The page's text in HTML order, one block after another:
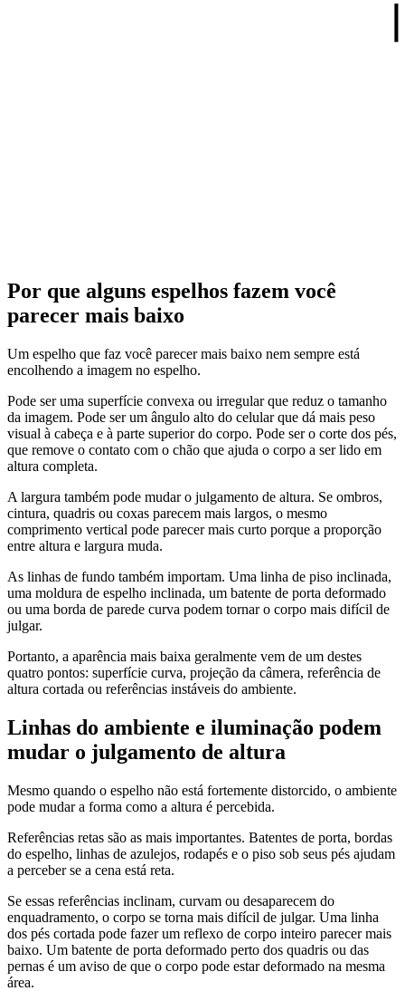
Por que alguns espelhos fazem você
parecer mais baixo
Um espelho que faz você parecer mais baixo nem sempre está
encolhendo a imagem no espelho.
Pode ser uma superfície convexa ou irregular que reduz o tamanho
da imagem. Pode ser um ângulo alto do celular que dá mais peso
visual à cabeça e à parte superior do corpo. Pode ser o corte dos pés,
que remove o contato com o chão que ajuda o corpo a ser lido em
altura completa.
A largura também pode mudar o julgamento de altura. Se ombros,
cintura, quadris ou coxas parecem mais largos, o mesmo
comprimento vertical pode parecer mais curto porque a proporção
entre altura e largura muda.
As linhas de fundo também importam. Uma linha de piso inclinada,
uma moldura de espelho inclinada, um batente de porta deformado
ou uma borda de parede curva podem tornar o corpo mais difícil de
julgar.
Portanto, a aparência mais baixa geralmente vem de um destes
quatro pontos: superfície curva, projeção da câmera, referência de
altura cortada ou referências instáveis do ambiente.
Linhas do ambiente e iluminação podem
mudar o julgamento de altura
Mesmo quando o espelho não está fortemente distorcido, o ambiente
pode mudar a forma como a altura é percebida.
Referências retas são as mais importantes. Batentes de porta, bordas
do espelho, linhas de azulejos, rodapés e o piso sob seus pés ajudam
a perceber se a cena está reta.
Se essas referências inclinam, curvam ou desaparecem do
enquadramento, o corpo se torna mais difícil de julgar. Uma linha
dos pés cortada pode fazer um reflexo de corpo inteiro parecer mais
baixo. Um batente de porta deformado perto dos quadris ou das
pernas é um aviso de que o corpo pode estar deformado na mesma
área.